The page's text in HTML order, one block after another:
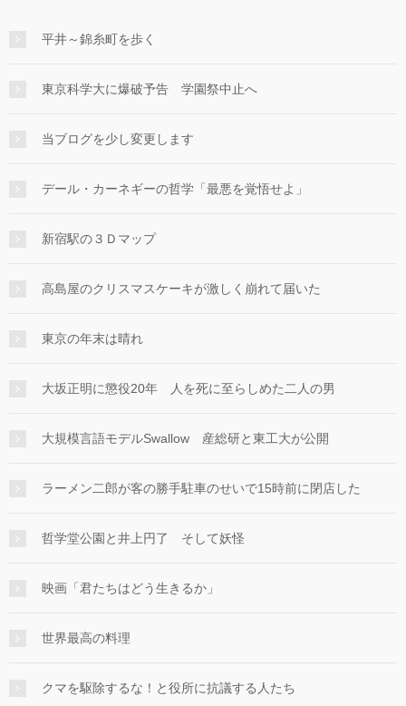
平井～錦糸町を歩く
東京科学大に爆破予告 学園祭中止へ
当ブログを少し変更します
デール・カーネギーの哲学「最悪を覚悟せよ」
新宿駅の３Ｄマップ
高島屋のクリスマスケーキが激しく崩れて届いた
東京の年末は晴れ
大坂正明に懲役20年 人を死に至らしめた二人の男
大規模言語モデルSwallow 産総研と東工大が公開
ラーメン二郎が客の勝手駐車のせいで15時前に閉店した
哲学堂公園と井上円了 そして妖怪
映画「君たちはどう生きるか」
世界最高の料理
クマを駆除するな！と役所に抗議する人たち